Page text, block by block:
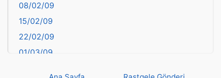
Bingöl
Bitlis
Bolu
Burdur
08/02/09
15/02/09
22/02/09
01/03/09